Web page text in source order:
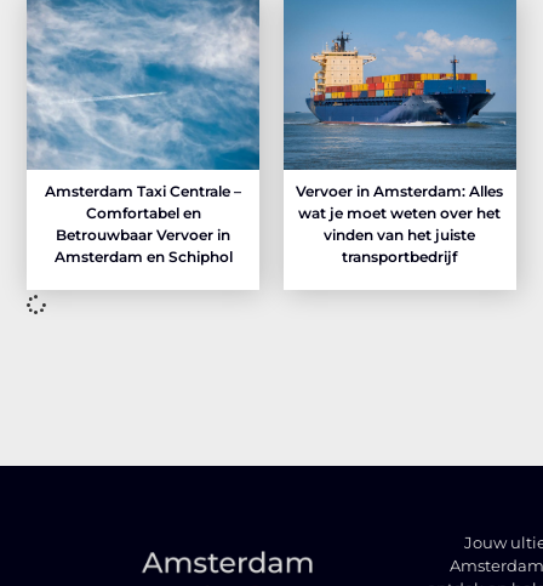
Amsterdam Taxi Centrale –
Comfortabel en
Betrouwbaar Vervoer in
Amsterdam en Schiphol
Vervoer in Amsterdam: Alles
wat je moet weten over het
vinden van het juiste
transportbedrijf
Jouw